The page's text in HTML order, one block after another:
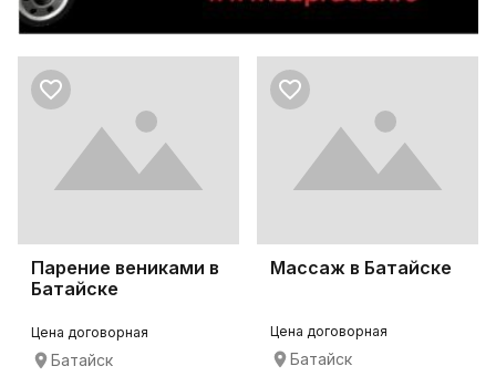
Парение вениками в
Батайске
Цена договорная
Батайск
Массаж в Батайске
Цена договорная
Батайск